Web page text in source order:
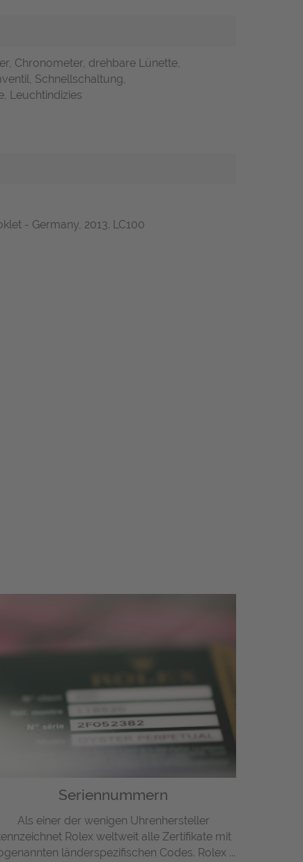
Chronometer, drehbare Lünette,
Schnellschaltung,
Leuchtindizies
- Germany, 2013. LC100
Seriennummern
Als einer der wenigen Uhrenhersteller
Rolex weltweit alle Zertifikate mit
länderspezifischen Codes. Rolex ...